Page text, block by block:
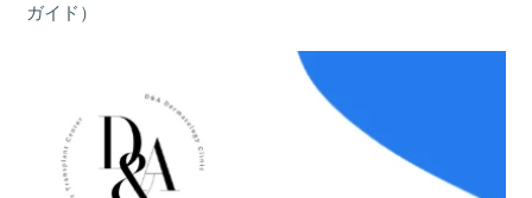
ガイド）